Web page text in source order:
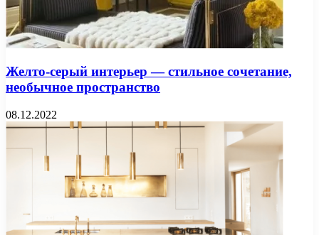
Желто-серый интерьер — стильное сочетание,
необычное пространство
08.12.2022